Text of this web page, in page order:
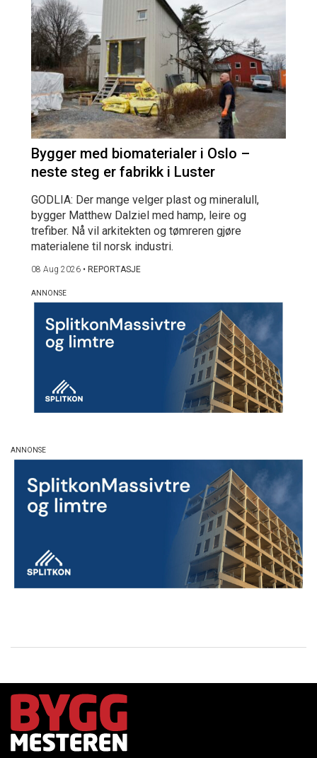
Bygger med biomaterialer i Oslo –
neste steg er fabrikk i Luster
GODLIA: Der mange velger plast og mineralull,
bygger Matthew Dalziel med hamp, leire og
trefiber. Nå vil arkitekten og tømreren gjøre
materialene til norsk industri.
08 Aug 2026 • REPORTASJE